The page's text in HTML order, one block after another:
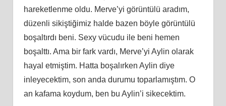
hareketlenme oldu. Merve’yi görüntülü aradım,
düzenli sikiştiğimiz halde bazen böyle görüntülü
boşaltırdı beni. Sexy vücudu ile beni hemen
boşalttı. Ama bir fark vardı, Merve’yi Aylin olarak
hayal etmiştim. Hatta boşalırken Aylin diye
inleyecektim, son anda durumu toparlamıştım. O
an kafama koydum, ben bu Aylin’i sikecektim.